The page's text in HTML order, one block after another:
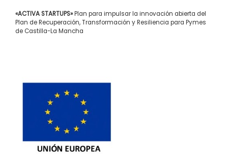
«ACTIVA STARTUPS»Plan para impulsar la innovación abierta del
Plan de Recuperación, Transformación y Resiliencia para Pymes
de Castilla-La Mancha